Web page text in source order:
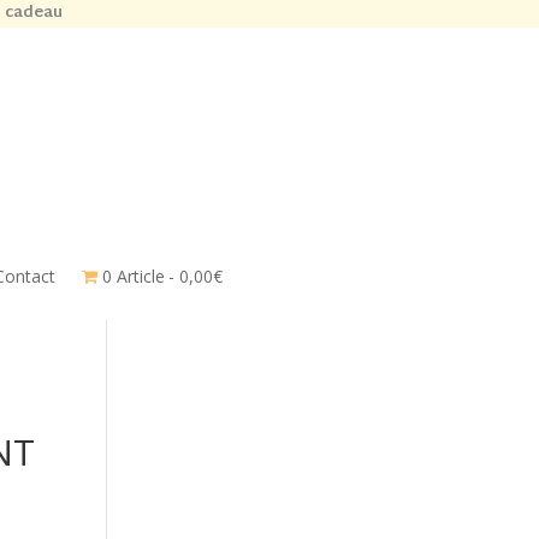
cadeau
0 Article 0,00€